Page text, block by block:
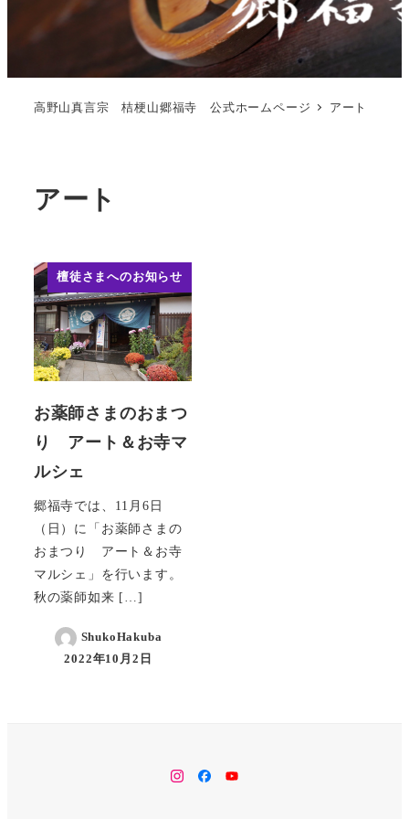
高野山真言宗 桔梗山郷福寺 公式ホームページ アート
アート
檀徒さまへのお知らせ
お薬師さまのおまつ
り アート＆お寺マ
ルシェ
郷福寺では、11月6日
（日）に「お薬師さまの
おまつり アート＆お寺
マルシェ」を行います。
秋の薬師如来 […]
ShukoHakuba
2022年10月2日
instagram
facebookYouTube